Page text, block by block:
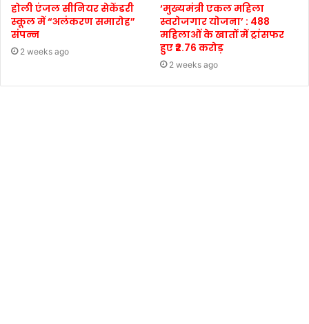
होली एंजल सीनियर सेकेंडरी
स्कूल में “अलंकरण समारोह”
संपन्न
2 weeks ago
‘मुख्यमंत्री एकल महिला
स्वरोजगार योजना’ : 488
महिलाओं के खातों में ट्रांसफर
हुए ₹2.76 करोड़
2 weeks ago